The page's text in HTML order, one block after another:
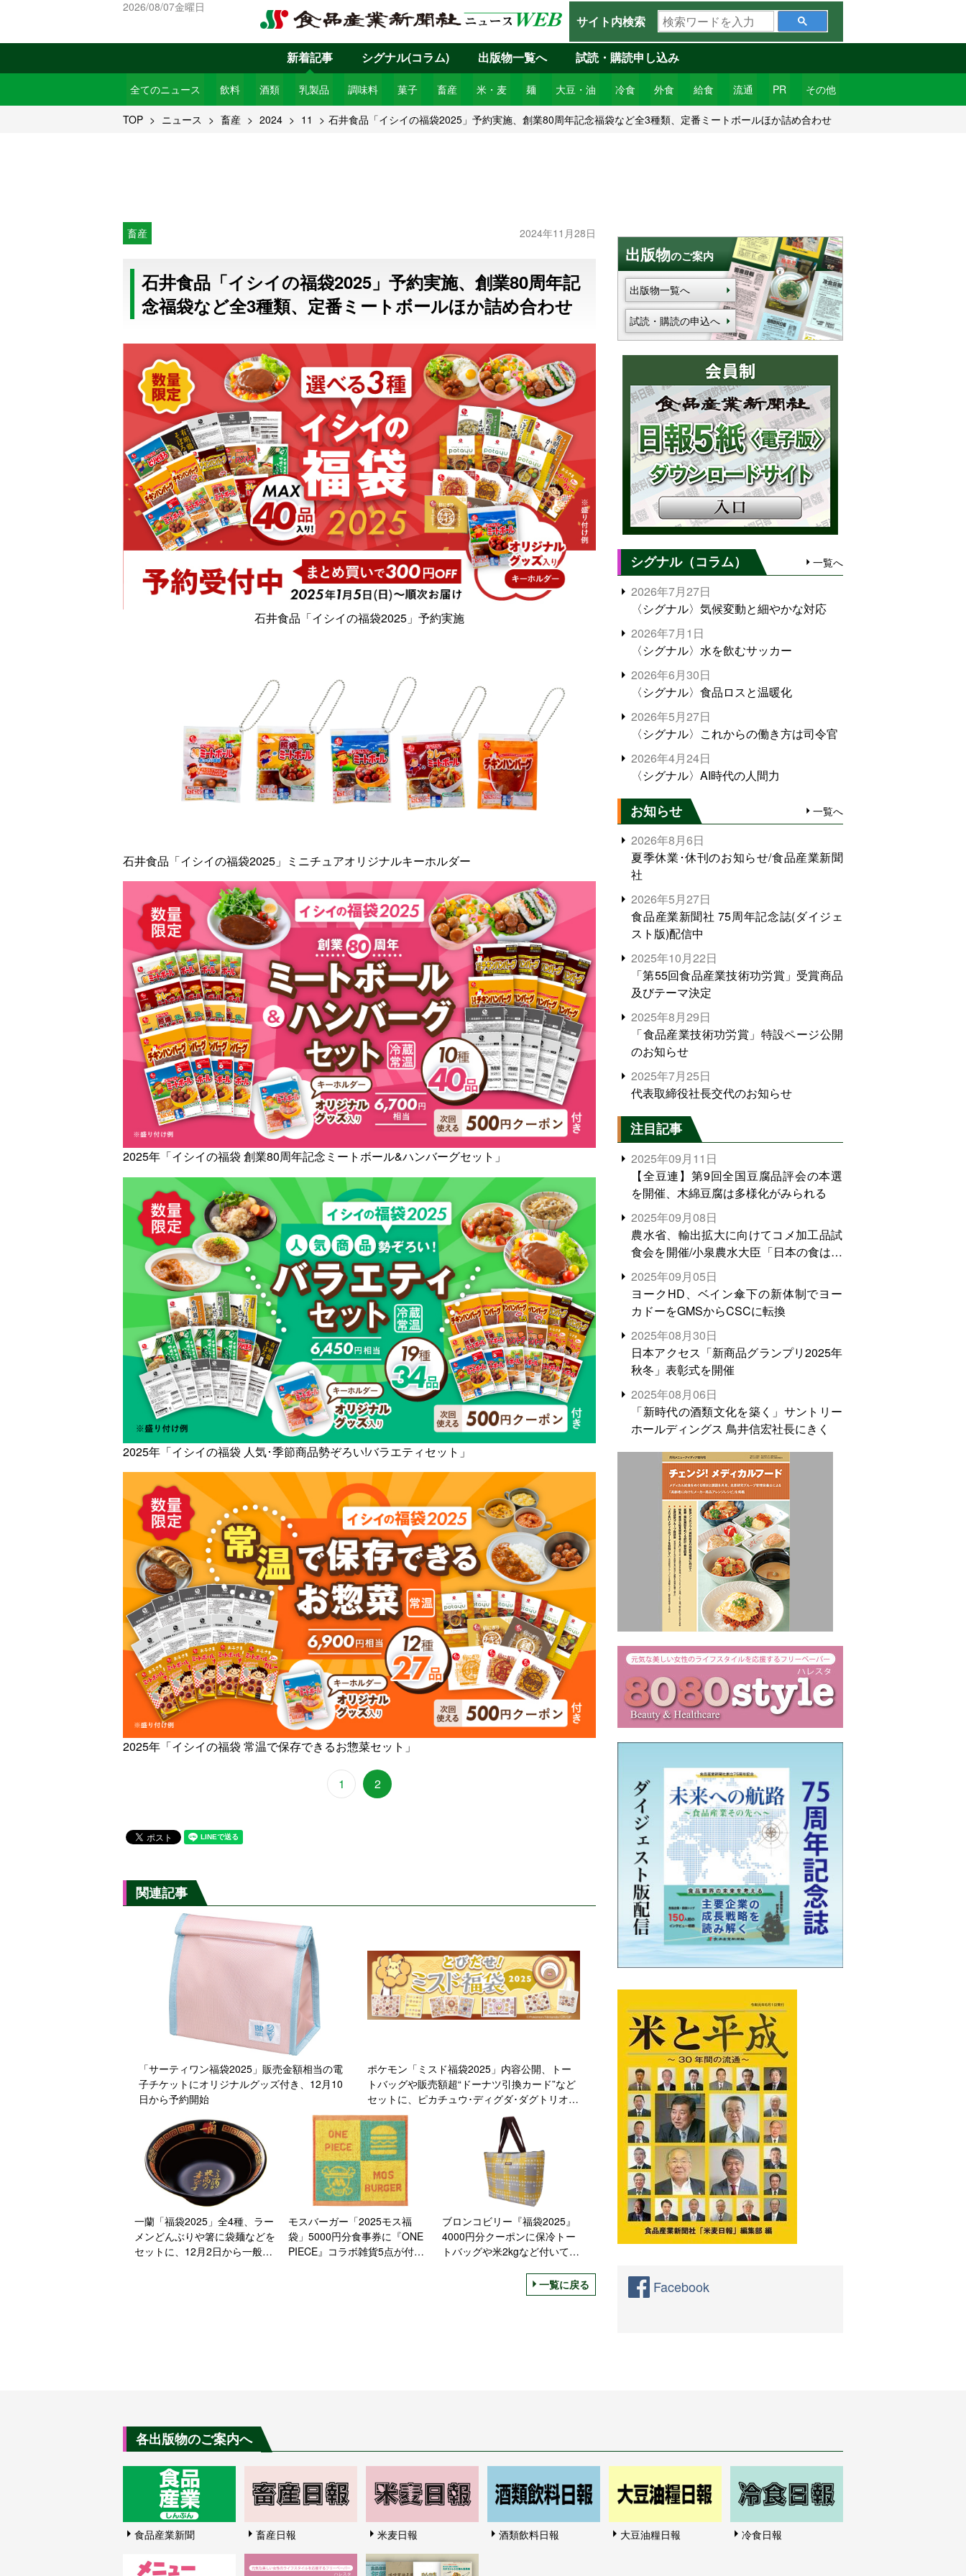
2026/08/07金曜日
サイト内検索
検
索
ワ
ー
ド
を
入
新着記事
全てのニュース 飲料 酒類 乳製品 調味料 菓子 畜産 米・麦 麺 大豆・油 冷食 外食 給食 流通 PR その他
シグナル(コラム) 出版物一覧へ 試読・購読申し込み
TOP ニュース 畜産 2024 11 石井食品「イシイの福袋2025」予約実施、創業80周年記念福袋など全3種類、定番ミートボールほか詰め合わせ
畜産 2024年11月28日
石井食品「イシイの福袋2025」予約実施、創業80周年記
念福袋など全3種類、定番ミートボールほか詰め合わせ
石井食品「イシイの福袋2025」予約実施
石井食品「イシイの福袋2025」ミニチュアオリジナルキーホルダー
2025年「イシイの福袋 創業80周年記念ミートボール&ハンバーグセット」
2025年「イシイの福袋 人気･季節商品勢ぞろい!バラエティセット」
2025年「イシイの福袋 常温で保存できるお惣菜セット」
1 2
関連記事
「サーティワン福袋2025」販売金額相当の電
子チケットにオリジナルグッズ付き、12月10
日から予約開始
ポケモン「ミスド福袋2025」内容公開、トー
トバッグや販売額超“ドーナツ引換カード”など
セットに、ピカチュウ･ディグダ･ダグトリオ･
サンド･イワークをデザイン/ミスタードーナツ
一蘭「福袋2025」全4種、ラー
メンどんぶりや箸に袋麺などを
セットに、12月2日から一般販
モスバーガー「2025モス福
袋」5000円分食事券に『ONE
PIECE』コラボ雑貨5点が付い
ブロンコビリー『福袋2025』
4000円分クーポンに保冷トー
トバッグや米2kgなど付いて
一覧に戻る
出版物のご案内
出版物一覧へ
試読・購読の申込へ
シグナル（コラム） 一覧へ
2026年7月27日
〈シグナル〉気候変動と細やかな対応
2026年7月1日
〈シグナル〉水を飲むサッカー
2026年6月30日
〈シグナル〉食品ロスと温暖化
2026年5月27日
〈シグナル〉これからの働き方は司令官
2026年4月24日
〈シグナル〉AI時代の人間力
お知らせ 一覧へ
2026年8月6日
夏季休業･休刊のお知らせ/食品産業新聞
社
2026年5月27日
食品産業新聞社 75周年記念誌(ダイジェ
スト版)配信中
2025年10月22日
「第55回食品産業技術功労賞」受賞商品
及びテーマ決定
2025年8月29日
「食品産業技術功労賞」特設ページ公開
のお知らせ
2025年7月25日
代表取締役社長交代のお知らせ
注目記事
2025年09月11日
【全豆連】第9回全国豆腐品評会の本選
を開催、木綿豆腐は多様化がみられる
2025年09月08日
農水省、輸出拡大に向けてコメ加工品試
食会を開催/小泉農水大臣「日本の食は世
界でトップをとれる。米増産に向けて、
米輸出需要の拡大を」
2025年09月05日
ヨークHD、ベイン傘下の新体制でヨー
カドーをGMSからCSCに転換
2025年08月30日
日本アクセス「新商品グランプリ2025年
秋冬」表彰式を開催
2025年08月06日
「新時代の酒類文化を築く」サントリー
ホールディングス 鳥井信宏社長にきく
Facebook
各出版物のご案内へ
食品産業新聞 畜産日報 米麦日報 酒類飲料日報 大豆油糧日報 冷食日報